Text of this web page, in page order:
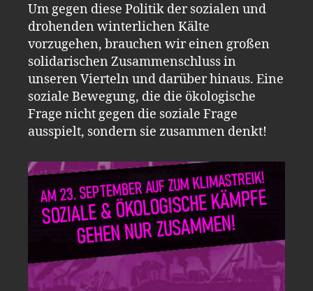
Um gegen diese Politik der sozialen und
drohenden winterlichen Kälte
vorzugehen, brauchen wir einen großen
solidarischen Zusammenschluss in
unseren Vierteln und darüber hinaus. Eine
soziale Bewegung, die die ökologische
Frage nicht gegen die soziale Frage
ausspielt, sondern sie zusammen denkt!